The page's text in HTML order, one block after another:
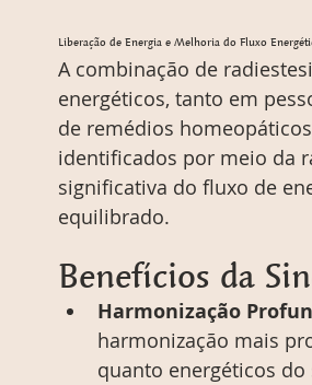
Liberação de Energia e Melhoria do Fluxo
A combinação de
energéticos, tanto em
de remédios
identificados por meio da
significativa do fluxo de
equilibrado.
Benefícios da
Harmonização
harmonização mais
quanto energéticos